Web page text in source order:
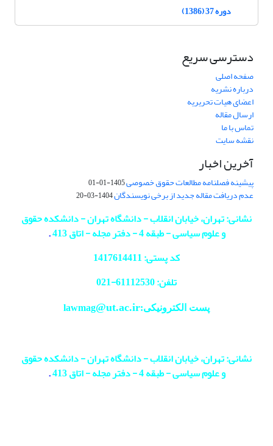
دوره 37 (1386)
دسترسی سریع
صفحه اصلی
درباره نشریه
اعضای هیات تحریریه
ارسال مقاله
تماس با ما
نقشه سایت
آخرین اخبار
پیشینه فصلنامه مطالعات حقوق خصوصی1405-01-01
عدم دریافت مقاله جدید از برخی نویسندگان1404-03-20
نشانی: تهران، خیابان انقلاب - دانشگاه تهران - دانشکده حقوق
و علوم سیاسی - طبقه 4 - دفتر مجله - اتاق 413
.
کد پستی: 1417614411
تلفن: 61112530-
021
پست الکترونیکی:lawmag@ut.ac.ir
نشانی: تهران، خیابان انقلاب - دانشگاه تهران - دانشکده حقوق
و علوم سیاسی - طبقه 4 - دفتر مجله - اتاق 413
.